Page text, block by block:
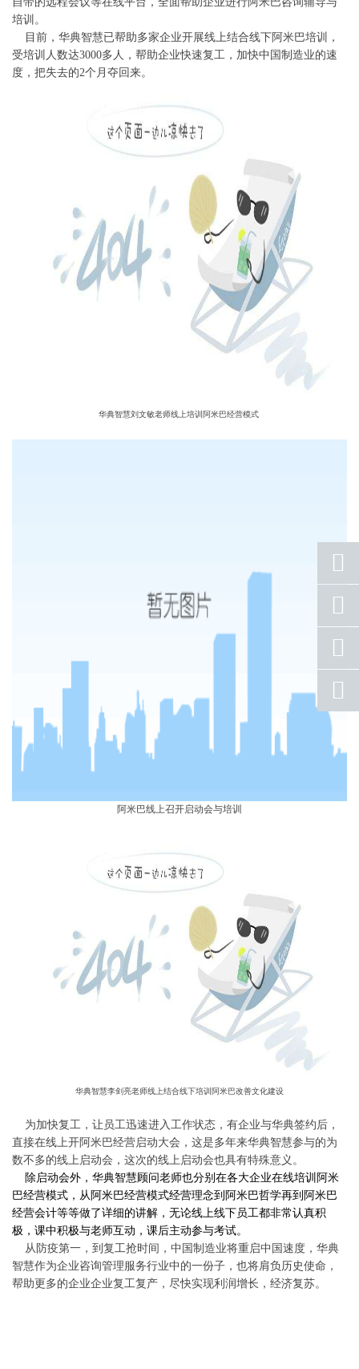
培训。
目前，华典智慧已帮助多家企业开展线上结合线下阿米巴培训，
受培训人数达3000多人，帮助企业快速复工，加快中国制造业的速
度，把失去的2个月夺回来。
华典智慧刘文敏老师线上培训阿米巴经营模式
阿米巴线上召开启动会与培训
华典智慧李剑亮老师线上结合线下培训阿米巴改善文化建设
为加快复工，让员工迅速进入工作状态，有企业与华典签约后，
直接在线上开阿米巴经营启动大会 ，这是多年来华典智慧参与的为
数不多的线上启动会，这次的线上启动会也具有特殊意义。
除启动会外， 华典智慧顾问老师也分别在各大企业在线培训阿米
巴经营模式，从阿米巴经营模式经营理念到阿米巴哲学再到阿米巴
经营会计等等做了详细的讲解，无论线上线下员工都非常认真积
极，课中积极与老师互动，课后主动参与考试。
从防疫第一，到复工抢时间，中国制造业将重启中国速度，华典
智慧作为企业咨询管理服务行业中的一份子，也将肩负历史使命，
帮助更多的企业企业复工复产，尽快实现利润增长，经济复苏。
座机
号码
手机
号码
qq
联系
返回